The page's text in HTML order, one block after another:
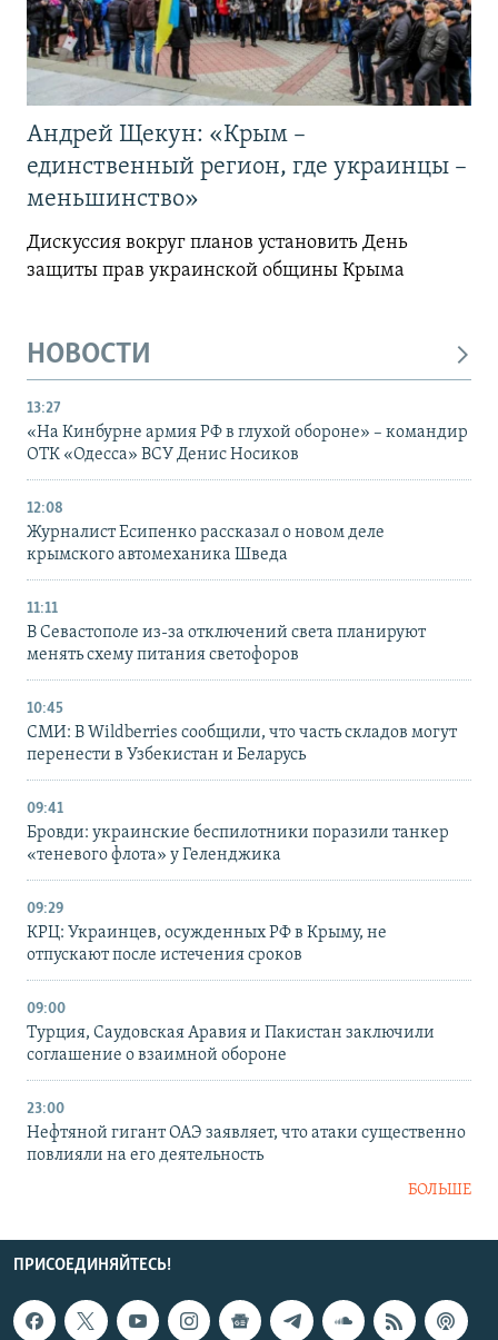
Андрей Щекун: «Крым –
единственный регион, где украинцы –
меньшинство»
Дискуссия вокруг планов установить День
защиты прав украинской общины Крыма
НОВОСТИ
13:27
«На Кинбурне армия РФ в глухой обороне» – командир
ОТК «Одесса» ВСУ Денис Носиков
12:08
Журналист Есипенко рассказал о новом деле
крымского автомеханика Шведа
11:11
В Севастополе из-за отключений света планируют
менять схему питания светофоров
10:45
СМИ: В Wildberries сообщили, что часть складов могут
перенести в Узбекистан и Беларусь
09:41
Бровди: украинские беспилотники поразили танкер
«теневого флота» у Геленджика
09:29
КРЦ: Украинцев, осужденных РФ в Крыму, не
отпускают после истечения сроков
09:00
Турция, Саудовская Аравия и Пакистан заключили
соглашение о взаимной обороне
23:00
Нефтяной гигант ОАЭ заявляет, что атаки существенно
повлияли на его деятельность
БОЛЬШЕ
ПРИСОЕДИНЯЙТЕСЬ!